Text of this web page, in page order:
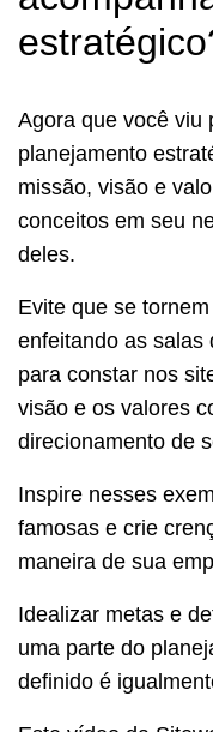
Agora que você viu
planejamento
missão, visão e
conceitos em seu
deles.
Evite que se
enfeitando as salas
para constar nos
visão e os valores
direcionamento de
Inspire nesses
famosas e crie
maneira de sua
Idealizar metas e
uma parte do
definido é